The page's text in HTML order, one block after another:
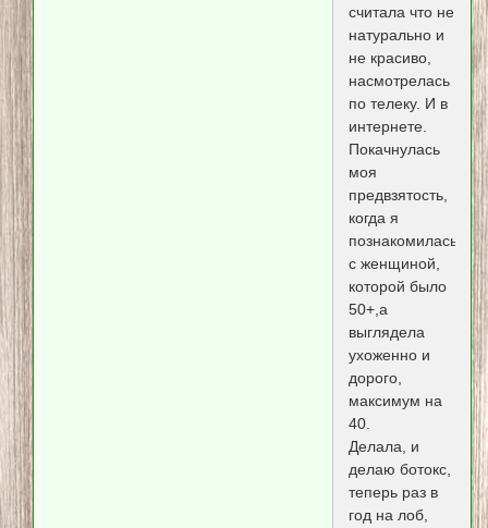
считала что не
натурально и
не красиво,
насмотрелась
по телеку. И в
интернете.
Покачнулась
моя
предвзятость,
когда я
познакомилась
с женщиной,
которой было
50+,а
выглядела
ухоженно и
дорого,
максимум на
40.
Делала, и
делаю ботокс,
теперь раз в
год на лоб,